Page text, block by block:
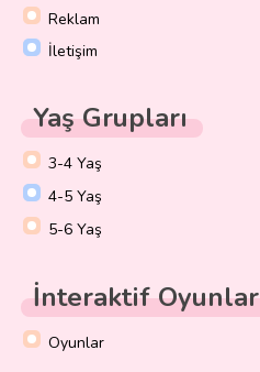
Reklam
İletişim
Yaş Grupları
3-4 Yaş
4-5 Yaş
5-6 Yaş
İnteraktif Oyunlar
Oyunlar